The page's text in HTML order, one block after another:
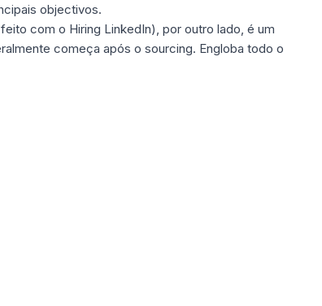
objectivos.
com o Hiring LinkedIn), por outro lado, é um
começa após o sourcing. Engloba todo o